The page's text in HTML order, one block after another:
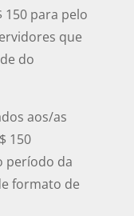
150 para pelo
que
do
aos/as
150
período da
formato de